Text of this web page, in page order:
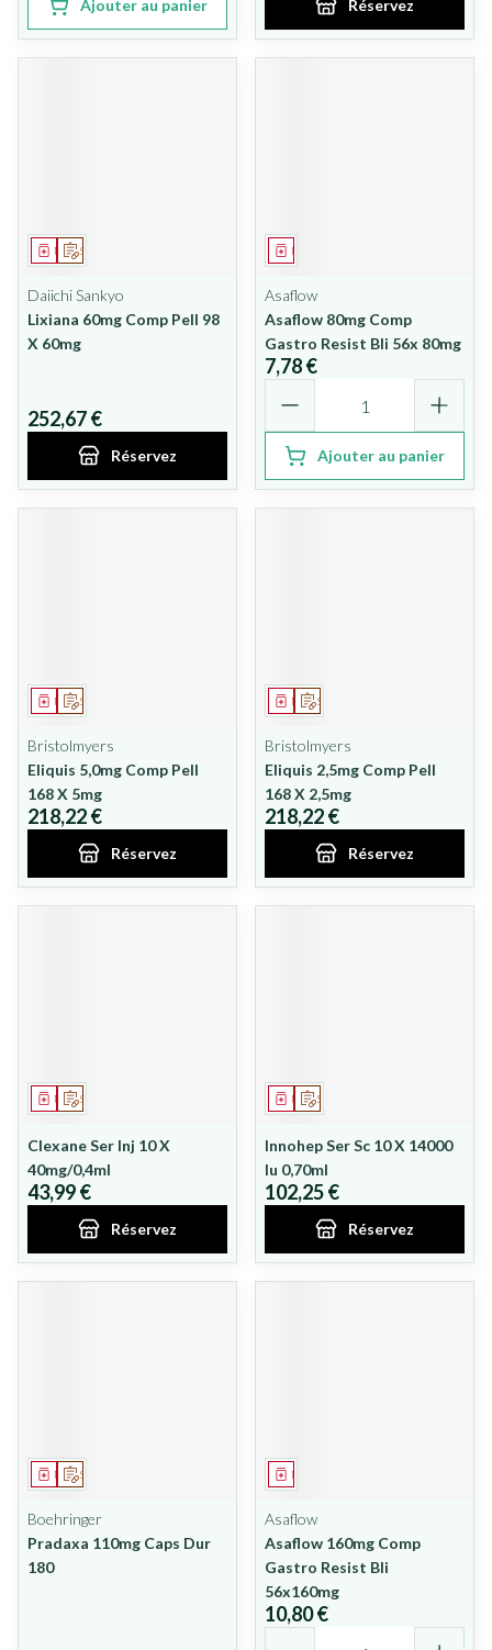
Ajouter au panier Réservez
Sur prescription
Médicament
Daiichi Sankyo
Lixiana 60mg Comp Pell 98
X 60mg
252,67 €
Réservez
Médicament
Asaflow
Asaflow 80mg Comp
Gastro Resist Bli 56x 80mg
7,78 €
Ajouter au panier
Sur prescription
Médicament
Bristolmyers
Eliquis 5,0mg Comp Pell
168 X 5mg
218,22 €
Réservez
Sur prescription
Médicament
Bristolmyers
Eliquis 2,5mg Comp Pell
168 X 2,5mg
218,22 €
Réservez
Sur prescription
Médicament
Clexane Ser Inj 10 X
40mg/0,4ml
43,99 €
Réservez
Sur prescription
Médicament
Innohep Ser Sc 10 X 14000
Iu 0,70ml
102,25 €
Réservez
Sur prescription
Médicament
Boehringer
Pradaxa 110mg Caps Dur
180
Médicament
Asaflow
Asaflow 160mg Comp
Gastro Resist Bli
56x160mg
10,80 €